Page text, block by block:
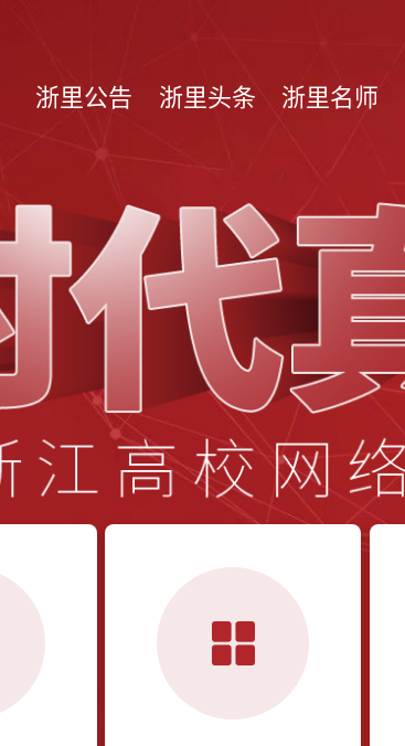
浙里公告 浙里头条 浙里名师